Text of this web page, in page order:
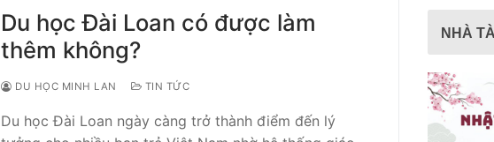
Du học Đài Loan có được làm
thêm không?
DU HỌC MINH LAN TIN TỨC
Du học Đài Loan ngày càng trở thành điểm đến lý
NHÀ